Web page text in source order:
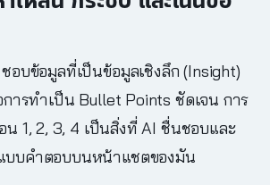
อบข้อมูลที่เป็นข้อมูลเชิงลึก (Insight)
ารทำเป็น Bullet Points ชัดเจน การ
1, 2, 3, 4 เป็นสิ่งที่ AI ชื่นชอบและ
บบคำตอบบนหน้าแชตของมัน